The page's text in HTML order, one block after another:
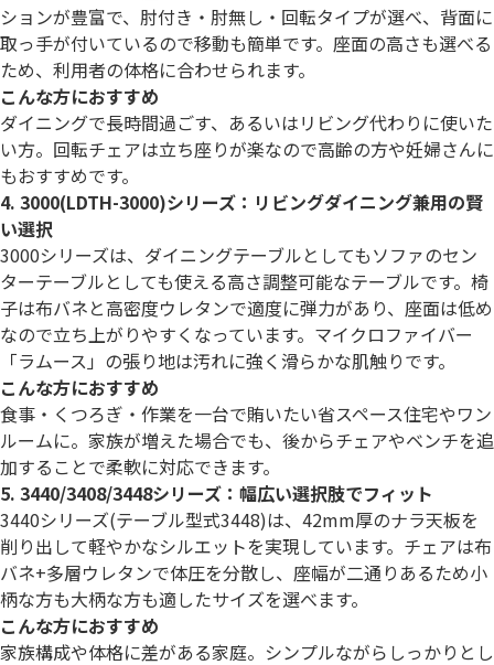
ションが豊富で、肘付き・肘無し・回転タイプが選べ、背面に
取っ手が付いているので移動も簡単です。座面の高さも選べる
ため、利用者の体格に合わせられます。
こんな方におすすめ
ダイニングで長時間過ごす、あるいはリビング代わりに使いた
い方。回転チェアは立ち座りが楽なので高齢の方や妊婦さんに
もおすすめです。
4. 3000(LDTH-3000)シリーズ：リビングダイニング兼用の賢
い選択
3000シリーズは、ダイニングテーブルとしてもソファのセン
ターテーブルとしても使える高さ調整可能なテーブルです。椅
子は布バネと高密度ウレタンで適度に弾力があり、座面は低め
なので立ち上がりやすくなっています。マイクロファイバー
「ラムース」の張り地は汚れに強く滑らかな肌触りです。
こんな方におすすめ
食事・くつろぎ・作業を一台で賄いたい省スペース住宅やワン
ルームに。家族が増えた場合でも、後からチェアやベンチを追
加することで柔軟に対応できます。
5. 3440/3408/3448シリーズ：幅広い選択肢でフィット
3440シリーズ(テーブル型式3448)は、42mm厚のナラ天板を
削り出して軽やかなシルエットを実現しています。チェアは布
バネ+多層ウレタンで体圧を分散し、座幅が二通りあるため小
柄な方も大柄な方も適したサイズを選べます。
こんな方におすすめ
家族構成や体格に差がある家庭。シンプルながらしっかりとし